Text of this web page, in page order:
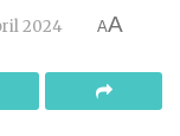
2024 AA